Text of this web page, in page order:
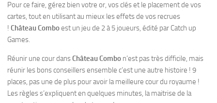
Pour ce faire, gérez bien votre or, vos clés et le placement de vos
cartes, tout en utilisant au mieux les effets de vos recrues
! Château Comboest un jeu de 2 à 5 joueurs, édité par Catch up
Games.
Réunir une cour dansChâteau Combo n’est pas très difficile, mais
réunir les bons conseillers ensemble c’est une autre histoire ! 9
places, pas une de plus pour avoir la meilleure cour du royaume !
Les règles s’expliquent en quelques minutes, la maitrise de la